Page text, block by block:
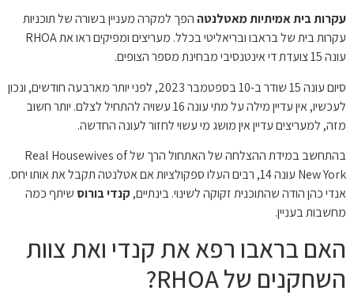
עקרות בית אמיתיות מאטלנטה הפך למקרה מעניין בשורה של תוכניות
עקרות בית של בראבו ובריאליטי בכלל. מעריצים ומפיקים ראו את RHOA
עונה 15 צועדת די אינטנסיבי מבחינת מספר הצופים.
סיום עונה 15 שודר ב-10 בספטמבר 2023, לפני יותר מארבעה חודשים, ונכון
לעכשיו, אין עדיין מילה על מתי עונה 16 עשויה להתחיל לצלם. יותר חשוב
מזה, למעריצים עדיין אין מושג מי עשוי לחזור לעונה החדשה.
בהתחשב במידת ההצלחה של האתחול הרך של Real Housewives of
New York עונה 14, רבים העלו ספקולציות אם אטלנטה תקבל את אותו יחס.
אנדי כהן הודה שהתוכנית זקוקה לשינוי. בינתיים, קנדי בורוס שיתף כמה
מחשבות בעניין.
האם בראבו רפא את קנדי ​​ואת צוות
השחקנים של RHOA?